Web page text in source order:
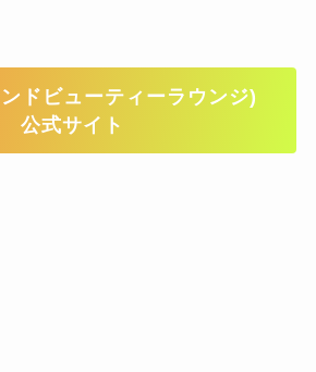
ドビューティーラウンジ)
公式サイト